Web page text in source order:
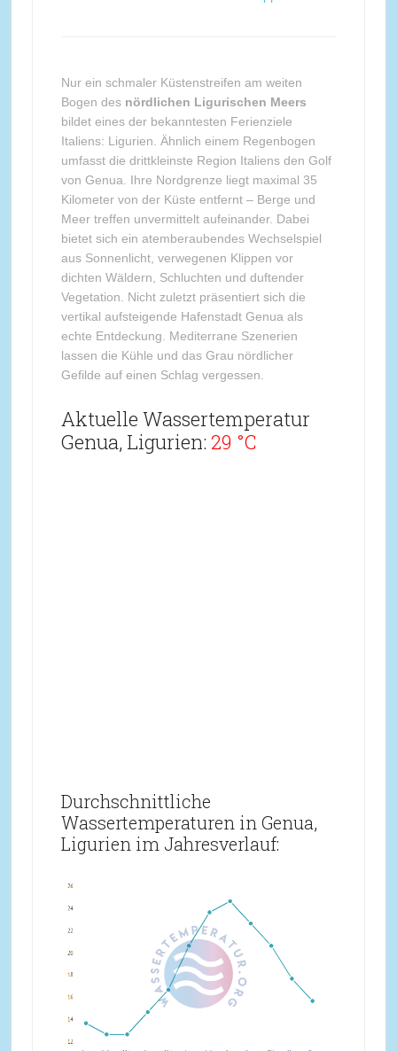
Nur ein schmaler Küstenstreifen am weiten
Bogen des nördlichen Ligurischen Meers
bildet eines der bekanntesten Ferienziele
Italiens: Ligurien. Ähnlich einem Regenbogen
umfasst die drittkleinste Region Italiens den Golf
von Genua. Ihre Nordgrenze liegt maximal 35
Kilometer von der Küste entfernt – Berge und
Meer treffen unvermittelt aufeinander. Dabei
bietet sich ein atemberaubendes Wechselspiel
aus Sonnenlicht, verwegenen Klippen vor
dichten Wäldern, Schluchten und duftender
Vegetation. Nicht zuletzt präsentiert sich die
vertikal aufsteigende Hafenstadt Genua als
echte Entdeckung. Mediterrane Szenerien
lassen die Kühle und das Grau nördlicher
Gefilde auf einen Schlag vergessen.
Aktuelle Wassertemperatur
Genua, Ligurien: 29 °C
Durchschnittliche
Wassertemperaturen in Genua,
Ligurien im Jahresverlauf: